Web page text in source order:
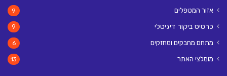
אזור המטפלים 9
כרטיס ביקור דיגיטלי 9
מתחם מחבקים ומחזקים 6
מומלצי האתר 13